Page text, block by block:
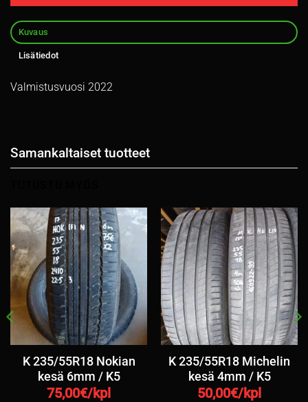
Kuvaus
Lisätiedot
Valmistusvuosi 2022
Samankaltaiset tuotteet
K 235/55R18 Nokian
kesä 6mm / K5
75,00€/kpl
K 235/55R18 Michelin
kesä 4mm / K5
50,00€/kpl